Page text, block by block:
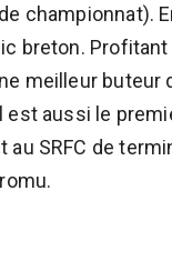
championnat).
breton.
meilleur buteur
aussi le
SRFC de